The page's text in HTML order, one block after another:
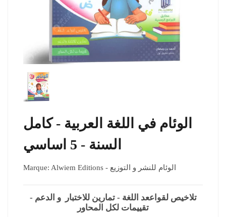
الوئام في اللغة العربية - كامل
السنة - 5 اساسي
Marque: Alwiem Editions - الوئام للنشر و التوزيع
تلاخيص لقواععد اللغة - تمارين للاختبار و الدعم -
تقييمات لكل المحاور